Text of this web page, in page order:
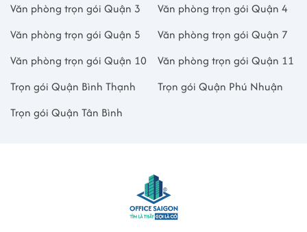
Văn phòng trọn gói Quận 3
Văn phòng trọn gói Quận 4
Văn phòng trọn gói Quận 5
Văn phòng trọn gói Quận 7
Văn phòng trọn gói Quận 10
Văn phòng trọn gói Quận 11
Trọn gói Quận Bình Thạnh
Trọn gói Quận Phú Nhuận
Trọn gói Quận Tân Bình